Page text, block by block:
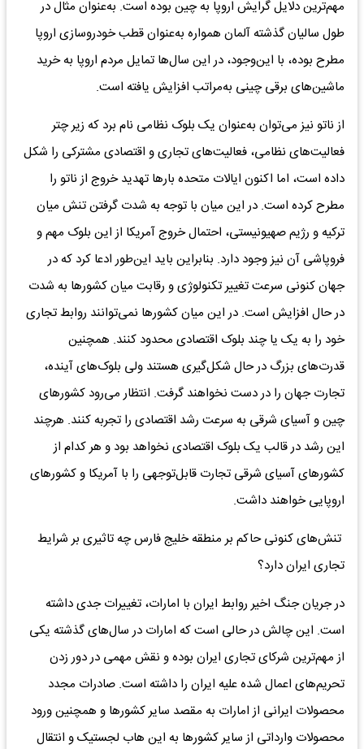
مهم‌ترین دلایل گرایش اروپا به چین بوده است. به‌عنوان مثال در
طول سالیان گذشته آلمان همواره به‌عنوان قطب خودروسازی اروپا
مطرح بوده، با این‌وجود، در این سال‌ها تمایل مردم اروپا به خرید
ماشین‌های برقی چینی به‌مراتب افزایش یافته است.
از ناتو نیز می‌توان به‌عنوان یک بلوک نظامی نام برد که زیر چتر
فعالیت‌های نظامی، فعالیت‌های تجاری و اقتصادی مشترکی را شکل
داده است، اما اکنون ایالات متحده بارها تهدید خروج از ناتو را
مطرح کرده است. در این میان با توجه به شدت گرفتن تنش میان
ترکیه و رژیم صهیونیستی، احتمال خروج آمریکا از این بلوک مهم و
فروپاشی آن نیز وجود دارد. بنابراین باید این‌طور ادعا کرد که در
جهان کنونی سرعت تغییر تکنولوژی و رقابت میان کشورها به شدت
در حال افزایش است. در این میان کشورها نمی‌توانند روابط تجاری
خود را به یک یا چند بلوک اقتصادی محدود کنند. همچنین
قدرت‌های بزرگ در حال شکل‌گیری هستند ولی بلوک‌های آینده،
تجارت جهان را در دست نخواهند گرفت. انتظار می‌رود کشورهای
چین و آسیای شرقی به سرعت رشد اقتصادی را تجربه کنند. هرچند
این رشد در قالب یک بلوک اقتصادی نخواهد بود و هر کدام از
کشورهای آسیای شرقی تجارت قابل‌توجهی را با آمریکا و کشورهای
اروپایی خواهند داشت.
تنش‌های کنونی حاکم بر منطقه خلیج فارس چه تاثیری بر شرایط
تجاری ایران دارد؟
در جریان جنگ اخیر روابط ایران با امارات، تغییرات جدی داشته
است. این چالش در حالی است که امارات در سال‌های گذشته یکی
از مهم‌ترین شرکای تجاری ایران بوده و نقش مهمی در دور زدن
تحریم‌های اعمال شده علیه ایران را داشته است. صادرات مجدد
محصولات ایرانی از امارات به مقصد سایر کشورها و همچنین ورود
محصولات وارداتی از سایر کشورها به این‌ هاب لجستیک و انتقال